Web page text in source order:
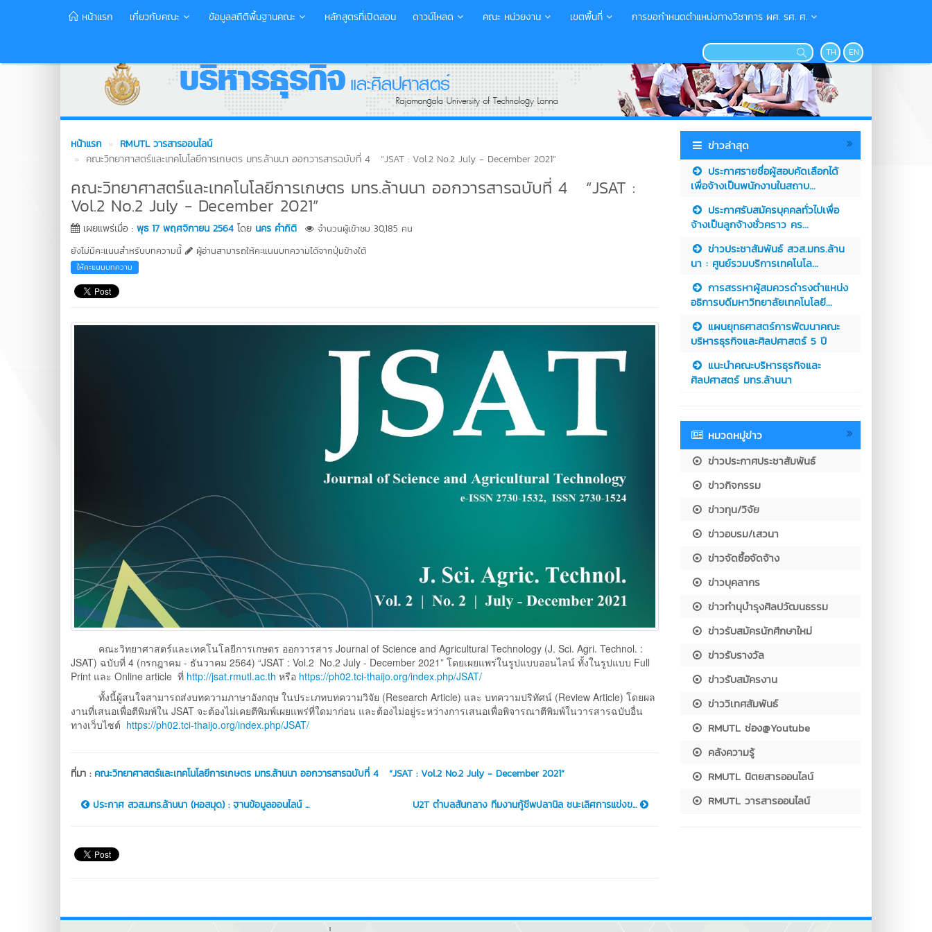
หน้าแรก เกี่ยวกับคณะ ข้อมูลสถิติพื้นฐานคณะ หลักสูตรที่เปิดสอน ดาวน์โหลด คณะ หน่วยงาน เขตพื้นที่ การขอกำหนดตำแหน่งทางวิชาการ ผศ. รศ. ศ.
TH EN
หน้าแรก
RMUTL วารสารออนไลน์
คณะวิทยาศาสตร์และเทคโนโลยีการเกษตร มทร.ล้านนา ออกวารสารฉบับที่ 4 “JSAT : Vol.2 No.2 July - December 2021”
คณะวิทยาศาสตร์และเทคโนโลยีการเกษตร มทร.ล้านนา ออกวารสารฉบับที่ 4 “JSAT :
Vol.2 No.2 July - December 2021”
เผยแพร่เมื่อ : พุธ 17 พฤศจิกายน 2564 โดย นคร คำกิติ
จำนวนผู้เข้าชม 30,185 คน
ยังไม่มีคะแนนสำหรับบทความนี้
ผู้อ่านสามารถให้คะแนนบทความได้จากปุ่มข้างใต้
ให้คะแนนบทความ
คณะวิทยาศาสตร์และเทคโนโลยีการเกษตร ออกวารสาร Journal of Science and Agricultural Technology (J. Sci. Agri. Technol. :
JSAT) ฉบับที่ 4 (กรกฎาคม - ธันวาคม 2564) “JSAT : Vol.2 No.2 July - December 2021” โดยเผยแพร่ในรูปแบบออนไลน์ ทั้งในรูปแบบ Full
Print และ Online article ที่ http://jsat.rmutl.ac.th หรือ https://ph02.tci-thaijo.org/index.php/JSAT/
ทั้งนี้ผู้สนใจสามารถส่งบทความภาษาอังกฤษ ในประเภทบทความวิจัย (Research Article) และ บทความปริทัศน์ (Review Article) โดยผล
งานที่เสนอเพื่อตีพิมพ์ใน JSAT จะต้องไม่เคยตีพิมพ์เผยแพร่ที่ใดมาก่อน และต้องไม่อยู่ระหว่างการเสนอเพื่อพิจารณาตีพิมพ์ในวารสารฉบับอื่น
ทางเว็บไซต์ https://ph02.tci-thaijo.org/index.php/JSAT/
ที่มา : คณะวิทยาศาสตร์และเทคโนโลยีการเกษตร มทร.ล้านนา ออกวารสารฉบับที่ 4 “JSAT : Vol.2 No.2 July - December 2021”
ประกาศ สวส.มทร.ล้านนา (หอสมุด) : ฐานข้อมูลออนไลน์ ... U2T ตำบลสันกลาง ทีมงานกู้ชีพปลานิล ชนะเลิศการแข่งข...
ข่าวล่าสุด
ประกาศรายชื่อผู้สอบคัดเลือกได้
เพื่อจ้างเป็นพนักงานในสถาบ...
ประกาศรับสมัครบุคคลทั่วไปเพื่อ
จ้างเป็นลูกจ้างชั่วคราว คร...
ข่าวประชาสัมพันธ์ สวส.มทร.ล้าน
นา : ศูนย์รวมบริการเทคโนโล...
การสรรหาผู้สมควรดำรงตำแหน่ง
อธิการบดีมหาวิทยาลัยเทคโนโลยี...
แผนยุทธศาสตร์การพัฒนาคณะ
บริหารธุรกิจและศิลปศาสตร์ 5 ปี
แนะนำคณะบริหารธุรกิจและ
ศิลปศาสตร์ มทร.ล้านนา
หมวดหมู่ข่าว
ข่าวประกาศประชาสัมพันธ์
ข่าวกิจกรรม
ข่าวทุน/วิจัย
ข่าวอบรม/เสวนา
ข่าวจัดซื้อจัดจ้าง
ข่าวบุคลากร
ข่าวทำนุบำรุงศิลปวัฒนธรรม
ข่าวรับสมัครนักศึกษาใหม่
ข่าวรับรางวัล
ข่าวรับสมัครงาน
ข่าววิเทศสัมพันธ์
RMUTL ช่อง@Youtube
คลังความรู้
RMUTL นิตยสารออนไลน์
RMUTL วารสารออนไลน์